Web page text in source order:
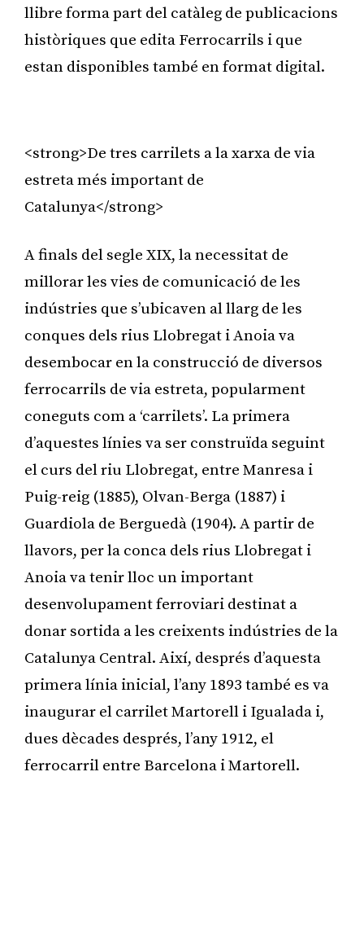
llibre forma part del catàleg de publicacions
històriques que edita Ferrocarrils i que
estan disponibles també en format digital.
<strong>De tres carrilets a la xarxa de via
estreta més important de
Catalunya</strong>
A finals del segle XIX, la necessitat de
millorar les vies de comunicació de les
indústries que s’ubicaven al llarg de les
conques dels rius Llobregat i Anoia va
desembocar en la construcció de diversos
ferrocarrils de via estreta, popularment
coneguts com a ‘carrilets’. La primera
d’aquestes línies va ser construïda seguint
el curs del riu Llobregat, entre Manresa i
Puig-reig (1885), Olvan-Berga (1887) i
Guardiola de Berguedà (1904). A partir de
llavors, per la conca dels rius Llobregat i
Anoia va tenir lloc un important
desenvolupament ferroviari destinat a
donar sortida a les creixents indústries de la
Catalunya Central. Així, després d’aquesta
primera línia inicial, l’any 1893 també es va
inaugurar el carrilet Martorell i Igualada i,
dues dècades després, l’any 1912, el
ferrocarril entre Barcelona i Martorell.